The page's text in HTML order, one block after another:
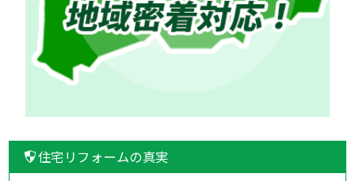
住宅リフォームの真実